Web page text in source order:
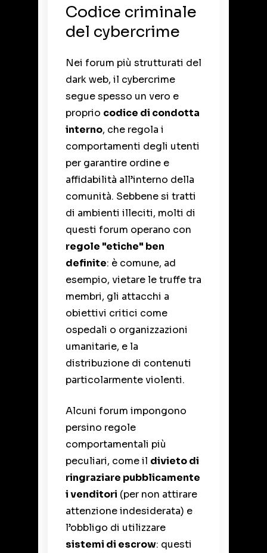
Codice criminale
del cybercrime
Nei forum più strutturati del
dark web, il cybercrime
segue spesso un vero e
proprio codice di condotta
interno, che regola i
comportamenti degli utenti
per garantire ordine e
affidabilità all’interno della
comunità. Sebbene si tratti
di ambienti illeciti, molti di
questi forum operano con
regole "etiche" ben
definite: è comune, ad
esempio, vietare le truffe tra
membri, gli attacchi a
obiettivi critici come
ospedali o organizzazioni
umanitarie, e la
distribuzione di contenuti
particolarmente violenti.
Alcuni forum impongono
persino regole
comportamentali più
peculiari, come il divieto di
ringraziare pubblicamente
i venditori (per non attirare
attenzione indesiderata) e
l’obbligo di utilizzare
sistemi di escrow: questi